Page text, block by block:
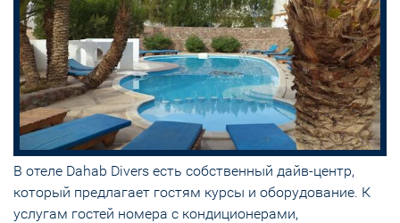
В отеле Dahab Divers есть собственный дайв-центр,
который предлагает гостям курсы и оборудование. К
услугам гостей номера с кондиционерами,